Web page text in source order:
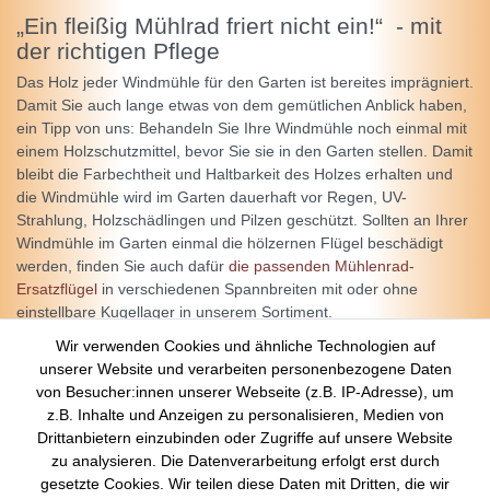
„Ein fleißig Mühlrad friert nicht ein!“ - mit
der richtigen Pflege
Das Holz jeder Windmühle für den Garten ist bereites imprägniert.
Damit Sie auch lange etwas von dem gemütlichen Anblick haben,
ein Tipp von uns: Behandeln Sie Ihre Windmühle noch einmal mit
einem Holzschutzmittel, bevor Sie sie in den Garten stellen. Damit
bleibt die Farbechtheit und Haltbarkeit des Holzes erhalten und
die Windmühle wird im Garten dauerhaft vor Regen, UV-
Strahlung, Holzschädlingen und Pilzen geschützt. Sollten an Ihrer
Windmühle im Garten einmal die hölzernen Flügel beschädigt
werden, finden Sie auch dafür die passenden Mühlenrad-
Ersatzflügel in verschiedenen Spannbreiten mit oder ohne
einstellbare Kugellager in unserem Sortiment.
Ihr Team von Deko-Shop Hannusch
Über Uns
Startseite
Versandkosten
Wir verwenden Cookies und ähnliche Technologien auf
unserer Website und verarbeiten personenbezogene Daten
von Besucher:innen unserer Webseite (z.B. IP-Adresse), um
z.B. Inhalte und Anzeigen zu personalisieren, Medien von
Drittanbietern einzubinden oder Zugriffe auf unsere Website
zu analysieren. Die Datenverarbeitung erfolgt erst durch
gesetzte Cookies. Wir teilen diese Daten mit Dritten, die wir